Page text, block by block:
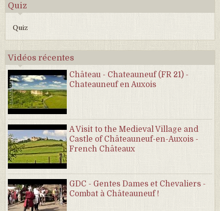
Quiz
Quiz
Vidéos récentes
Château - Chateauneuf (FR 21) -
Chateauneuf en Auxois
A Visit to the Medieval Village and
Castle of Châteauneuf-en-Auxois -
French Châteaux
GDC - Gentes Dames et Chevaliers -
Combat à Châteauneuf !